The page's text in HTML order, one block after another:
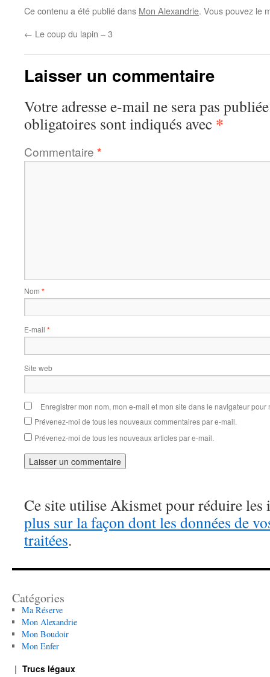
Ce contenu a été publié dans Mon Alexandrie. Vous pouvez le
← Le coup du lapin – 3
Laisser un commentaire
Votre adresse e-mail ne sera pas
obligatoires sont indiqués avec *
Commentaire *
Nom *
E-mail *
Site web
Enregistrer mon nom, mon e-mail et mon site dans le navigateur
Prévenez-moi de tous les nouveaux commentaires par e-mail.
Prévenez-moi de tous les nouveaux articles par e-mail.
Ce site utilise Akismet pour réduire les
plus sur la façon dont les données de
traitées.
Catégories
Ma Réserve
Mon Alexandrie
Mon Boudoir
Mon Enfer
Trucs légaux